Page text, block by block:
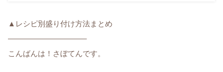
▲レシピ別盛り付け方法まとめ
——————————–
こんばんは！さぼてんです。